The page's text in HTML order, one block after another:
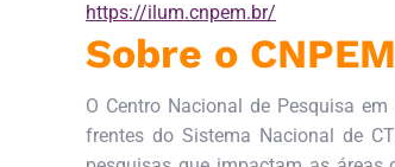
https://ilum.cnpem.br/
Sobre o CNPEM
O Centro Nacional de Pesquisa
frentes do Sistema Nacional de